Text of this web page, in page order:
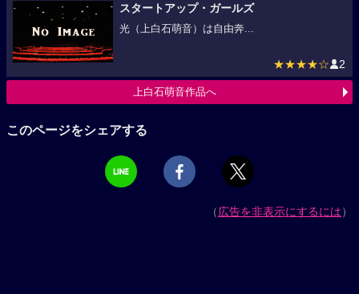
スタートアップ・ガールズ
光（上白石萌音）は自由奔...
★★★★☆ 2
上白石萌音作品へ
このページをシェアする
（広告を非表示にするには）